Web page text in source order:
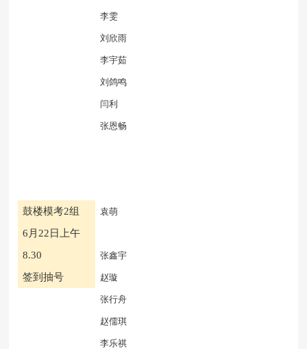
李雯
刘欣雨
李宇茹
刘鸽鸣
闫利
张恩畅
鼓楼模考2组 袁萌
6月22日上午
8.30
张鑫宇
签到抽号 赵璇
张行舟
赵儒琪
李乐祺